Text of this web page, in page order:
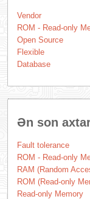
Vendor
ROM - Read-only
Open Source
Flexible
Database
Ən son
Fault tolerance
ROM - Read-only
RAM (Random
ROM (Read-only
Read-only Memory